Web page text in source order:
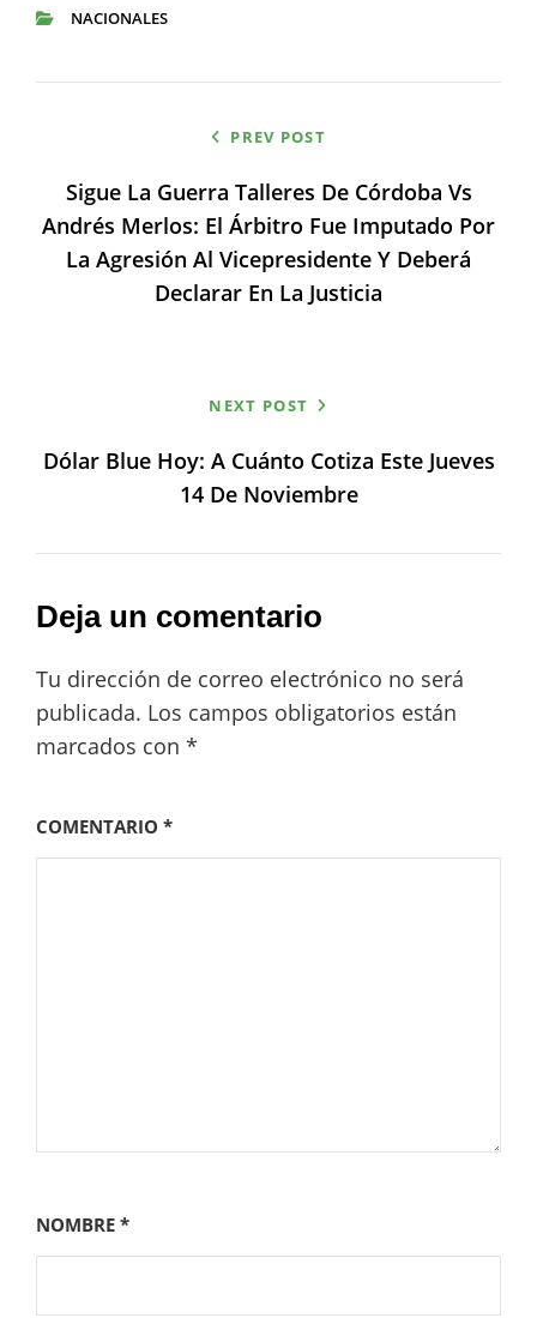
NACIONALES
entradas
PREV POST
Sigue La Guerra Talleres De Córdoba Vs
Andrés Merlos: El Árbitro Fue Imputado Por
La Agresión Al Vicepresidente Y Deberá
Declarar En La Justicia
NEXT POST
Dólar Blue Hoy: A Cuánto Cotiza Este Jueves
14 De Noviembre
Deja un comentario
Tu dirección de correo electrónico no será
publicada. Los campos obligatorios están
marcados con *
COMENTARIO *
NOMBRE *